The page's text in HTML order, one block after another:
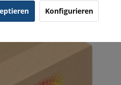
Konfigurieren